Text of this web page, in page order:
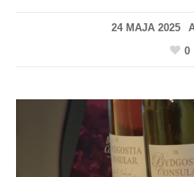
24 MAJA 2025
0